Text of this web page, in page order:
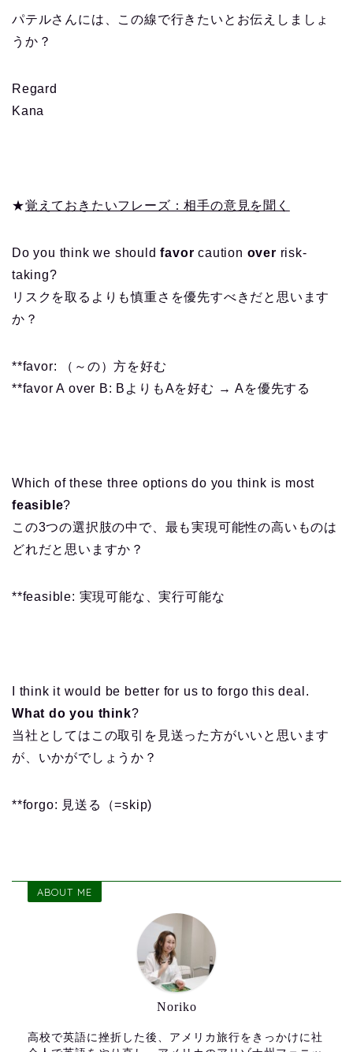
パテルさんには、この線で行きたいとお伝えしましょ
うか？
Regard
Kana
★覚えておきたいフレーズ：相手の意見を聞く
Do you think we shouldfavor caution over risk-
taking?
リスクを取るよりも慎重さを優先すべきだと思います
か？
**favor: （～の）方を好む
**favor A over B: BよりもAを好む → Aを優先する
Which of these three options do you think is most
feasible?
この3つの選択肢の中で、最も実現可能性の高いものは
どれだと思いますか？
**feasible: 実現可能な、実行可能な
I think it would be better for us to forgo this deal.
What do you think?
当社としてはこの取引を見送った方がいいと思います
が、いかがでしょうか？
**forgo: 見送る（=skip)
ABOUT ME
Noriko
高校で英語に挫折した後、アメリカ旅行をきっかけに社